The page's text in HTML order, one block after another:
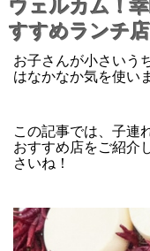
ウェルカム！
すすめランチ
お子さんが小さいう
はなかなか気を使い
この記事では、子連
おすすめ店をご紹介
さいね！